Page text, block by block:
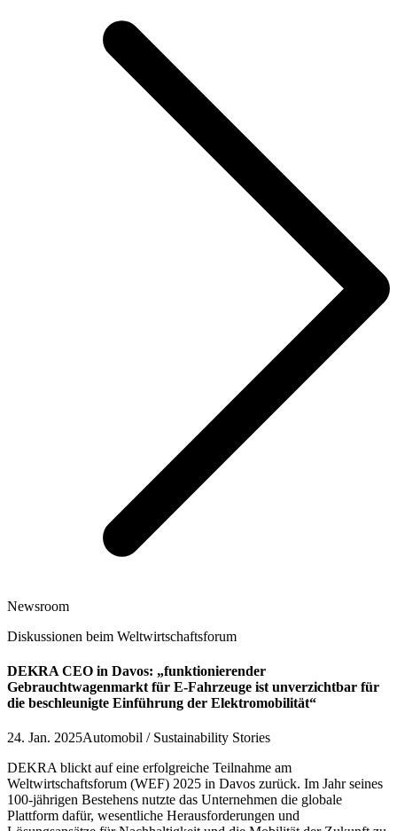
Newsroom
Diskussionen beim Weltwirtschaftsforum
DEKRA CEO in Davos: „funktionierender
Gebrauchtwagenmarkt für E-Fahrzeuge ist unverzichtbar für
die beschleunigte Einführung der Elektromobilität“
24. Jan. 2025Automobil / Sustainability Stories
DEKRA blickt auf eine erfolgreiche Teilnahme am
Weltwirtschaftsforum (WEF) 2025 in Davos zurück. Im Jahr seines
100-jährigen Bestehens nutzte das Unternehmen die globale
Plattform dafür, wesentliche Herausforderungen und